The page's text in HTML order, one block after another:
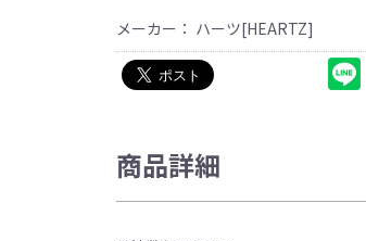
メーカー： ハーツ[HEARTZ]
商品詳細